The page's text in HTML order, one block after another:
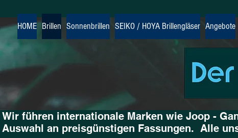
HOME Brillen Sonnenbrillen SEIKO / HOYA Brillengläser Angebote
Wir führen internationale Marken wie Joop -
Auswahl an preisgünstigen Fassungen. Alle